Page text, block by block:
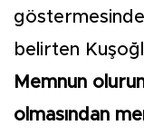
belirten
Memnun
olmasından